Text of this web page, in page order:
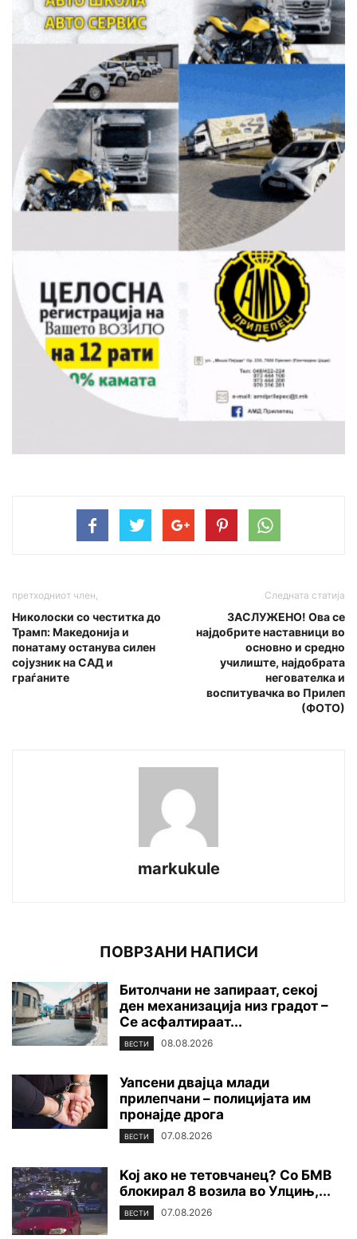
претходниот член,
Николоски со честитка до
Трамп: Македонија и
понатаму останува силен
сојузник на САД и
граѓаните
Следната статија
ЗАСЛУЖЕНО! Ова се
најдобрите наставници во
основно и средно
училиште, најдобрата
негователка и
воспитувачка во Прилеп
(ФОТО)
markukule
ПОВРЗАНИ НАПИСИ
Битолчани не запираат, секој
ден механизација низ градот –
Се асфалтираат...
ВЕСТИ 08.08.2026
Уапсени двајца млади
прилепчани – полицијата им
пронајде дpoга
ВЕСТИ 07.08.2026
Koj ако не тетовчанец? Со БМВ
блокирал 8 возила во Улцињ,...
ВЕСТИ 07.08.2026